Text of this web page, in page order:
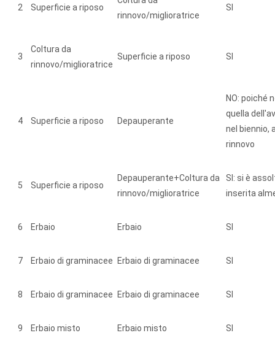
2 Superficie a riposo
rinnovo/miglioratrice
SI
3
Coltura da
rinnovo/miglioratrice
Superficie a riposo SI
4 Superficie a riposo Depauperante
NO: poiché
quella
nel biennio,
rinnovo
5 Superficie a riposo
Depauperante+Coltura da
rinnovo/miglioratrice
SI: si è
inserita
6 Erbaio Erbaio SI
7 Erbaio di graminacee Erbaio di graminacee SI
8 Erbaio di graminacee Erbaio di graminacee SI
9 Erbaio misto Erbaio misto SI